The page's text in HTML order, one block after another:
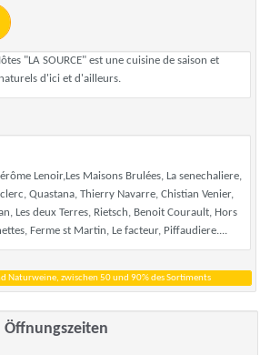
"LA SOURCE" est une cuisine de saison et
d'ici et d'ailleurs.
Lenoir,Les Maisons Brulées, La senechaliere,
Quastana, Thierry Navarre, Chistian Venier,
Les deux Terres, Rietsch, Benoit Courault, Hors
Ferme st Martin, Le facteur, Piffaudiere....
Naturweine, zwischen 50 und 90% des Sortiments
Öffnungszeiten